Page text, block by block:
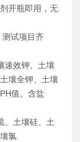
开瓶即用，无
试项目齐
速效钾、土壤
壤全钾、土壤
值、含盐
、土壤硅、土
氯